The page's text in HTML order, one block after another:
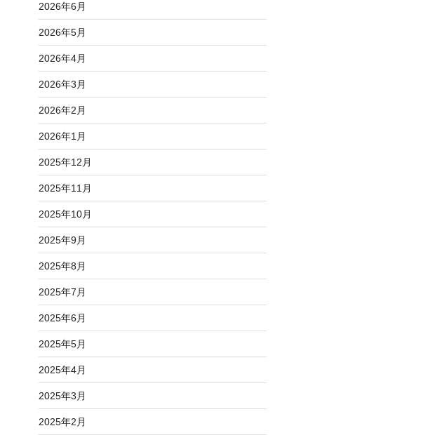
2026年6月
2026年5月
2026年4月
2026年3月
2026年2月
2026年1月
2025年12月
2025年11月
2025年10月
2025年9月
2025年8月
2025年7月
2025年6月
2025年5月
2025年4月
2025年3月
2025年2月